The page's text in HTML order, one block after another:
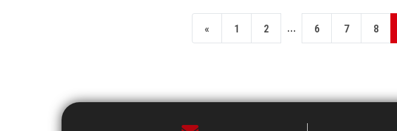
« 1 2 ... 6 7 8